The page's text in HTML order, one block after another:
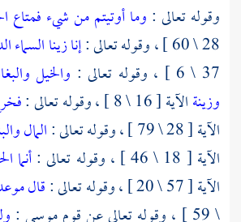
وقوله تعالى : وما أوتيتم من شيء فمتاع
28 \ 60 ] ، وقوله تعالى :
إنا زينا السماء
37 \ 6 ] ، وقوله تعالى :
والخيل
وزينةالآية [ 16 \ 8 ] ، وقوله تعالى :
الآية [ 28 \ 79 ] ، وقوله تعالى :
المال
الآية [ 18 \ 46 ] ، وقوله تعالى :
أنما
الآية [ 57 \ 20 ] ، وقوله تعالى :
قال